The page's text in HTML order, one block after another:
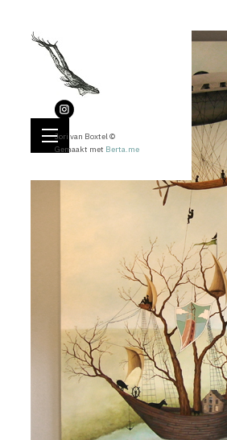
Jori van Boxtel ©
Gemaakt met Berta.me